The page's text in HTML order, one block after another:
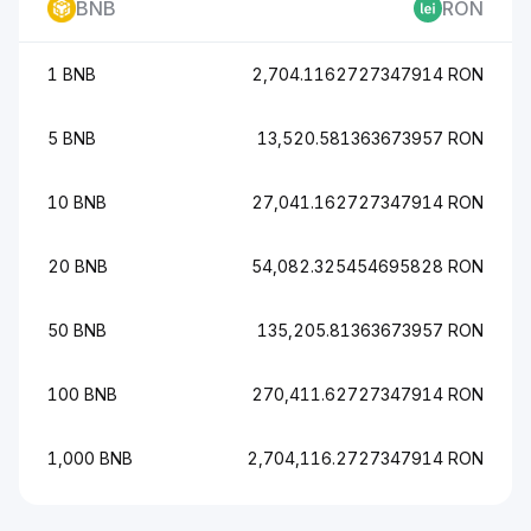
BNB RON
1 BNB 2,704.1162727347914 RON
5 BNB 13,520.581363673957 RON
10 BNB 27,041.162727347914 RON
20 BNB 54,082.325454695828 RON
50 BNB 135,205.81363673957 RON
100 BNB 270,411.62727347914 RON
1,000 BNB 2,704,116.2727347914 RON